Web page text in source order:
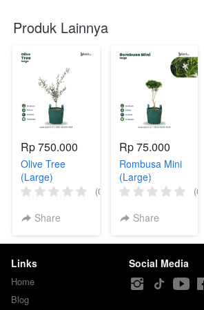
Produk Lainnya
Rp 750.000
Olive Tree
(Large)
(0)
Share
Rp 75.000
Rombusa Mini
(Large)
(0)
Share
Links
Home
Blog
Social Media